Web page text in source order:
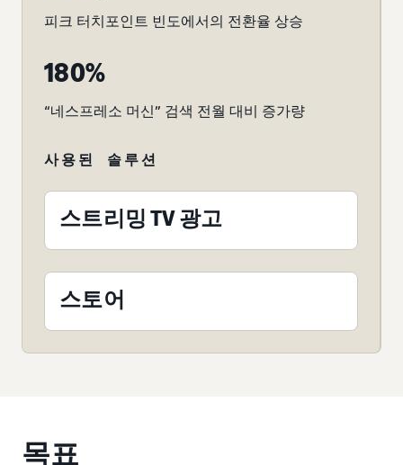
피크 터치포인트 빈도에서의 전환율 상승
180%
“네스프레소 머신” 검색 전월 대비 증가량
사용된 솔루션
스트리밍 TV 광고
스토어
목표